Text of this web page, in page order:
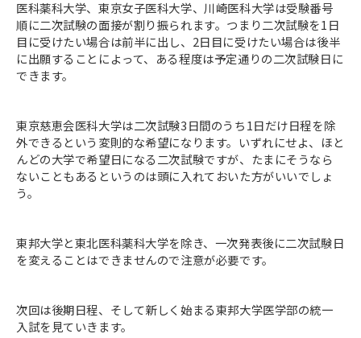
医科薬科大学、東京女子医科大学、川崎医科大学は受験番号
順に二次試験の面接が割り振られます。つまり二次試験を1日
目に受けたい場合は前半に出し、2日目に受けたい場合は後半
に出願することによって、ある程度は予定通りの二次試験日に
できます。
東京慈恵会医科大学は二次試験3日間のうち1日だけ日程を除
外できるという変則的な希望になります。いずれにせよ、ほと
んどの大学で希望日になる二次試験ですが、たまにそうなら
ないこともあるというのは頭に入れておいた方がいいでしょ
う。
東邦大学と東北医科薬科大学を除き、一次発表後に二次試験日
を変えることはできませんので注意が必要です。
次回は後期日程、そして新しく始まる東邦大学医学部の統一
入試を見ていきます。